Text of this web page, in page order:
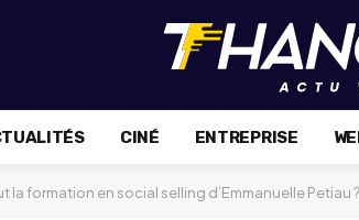
CINÉ ENTREPRISE
la formation en social selling d’Emmanuelle Petiau ?